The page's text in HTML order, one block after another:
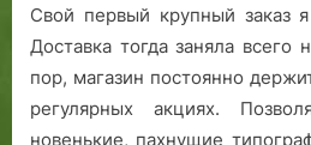
Свой первый крупный заказ
Доставка тогда заняла всего
пор, магазин постоянно
регулярных акциях.
новенькие, пахнущие